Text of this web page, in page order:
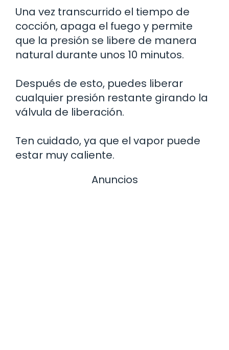
Una vez transcurrido el tiempo de
cocción, apaga el fuego y permite
que la presión se libere de manera
natural durante unos 10 minutos.
Después de esto, puedes liberar
cualquier presión restante girando la
válvula de liberación.
Ten cuidado, ya que el vapor puede
estar muy caliente.
Anuncios